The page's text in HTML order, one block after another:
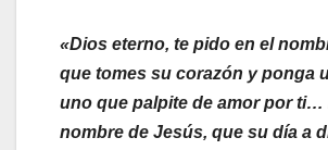
«Dios eterno, te pido en el
que tomes su corazón y ponga
uno que palpite de amor por ti…
nombre de Jesús, que su día a